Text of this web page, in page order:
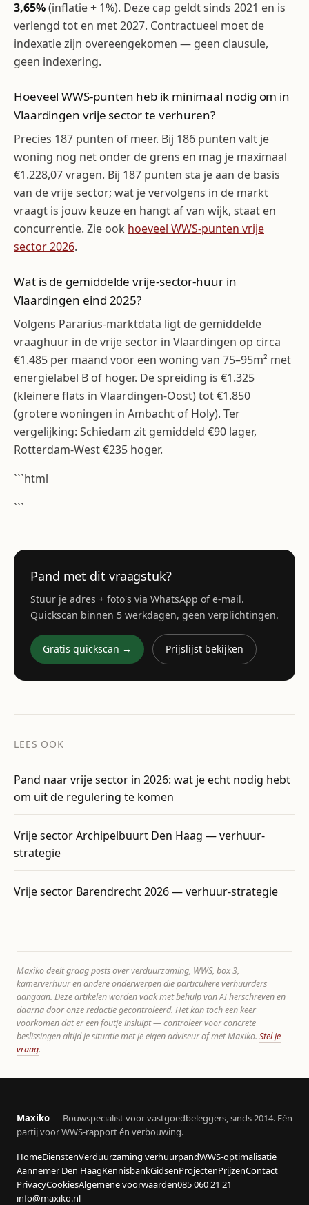
3,65%(inflatie + 1%). Deze cap geldt sinds 2021 en is
verlengd tot en met 2027. Contractueel moet de
indexatie zijn overeengekomen — geen clausule,
geen indexering.
Hoeveel WWS-punten heb ik minimaal nodig om in
Vlaardingen vrije sector te verhuren?
Precies 187 punten of meer. Bij 186 punten valt je
woning nog net onder de grens en mag je maximaal
€1.228,07 vragen. Bij 187 punten sta je aan de basis
van de vrije sector; wat je vervolgens in de markt
vraagt is jouw keuze en hangt af van wijk, staat en
concurrentie. Zie ook hoeveel WWS-punten vrije
sector 2026.
Wat is de gemiddelde vrije-sector-huur in
Vlaardingen eind 2025?
Volgens Pararius-marktdata ligt de gemiddelde
vraaghuur in de vrije sector in Vlaardingen op circa
€1.485 per maand voor een woning van 75–95m² met
energielabel B of hoger. De spreiding is €1.325
(kleinere flats in Vlaardingen-Oost) tot €1.850
(grotere woningen in Ambacht of Holy). Ter
vergelijking: Schiedam zit gemiddeld €90 lager,
Rotterdam-West €235 hoger.
```html
```
Pand met dit vraagstuk?
Stuur je adres + foto's via WhatsApp of e-mail.
Quickscan binnen 5 werkdagen, geen verplichtingen.
Gratis quickscan → Prijslijst bekijken
LEES OOK
Pand naar vrije sector in 2026: wat je echt nodig hebt
om uit de regulering te komen
Vrije sector Archipelbuurt Den Haag — verhuur-
strategie
Vrije sector Barendrecht 2026 — verhuur-strategie
Maxiko deelt graag posts over verduurzaming, WWS, box 3,
kamerverhuur en andere onderwerpen die particuliere verhuurders
aangaan. Deze artikelen worden vaak met behulp van AI herschreven en
daarna door onze redactie gecontroleerd. Het kan toch een keer
voorkomen dat er een foutje insluipt — controleer voor concrete
beslissingen altijd je situatie met je eigen adviseur of met Maxiko. Stel je
vraag.
Maxiko— Bouwspecialist voor vastgoedbeleggers, sinds 2014. Eén
partij voor WWS-rapport én verbouwing.
HomeDienstenVerduurzaming verhuurpandWWS-optimalisatie
Aannemer Den HaagKennisbankGidsenProjectenPrijzenContact
PrivacyCookiesAlgemene voorwaarden085 060 21 21
info@maxiko.nl